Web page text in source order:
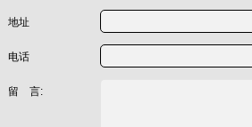
地址
电话
留 言: